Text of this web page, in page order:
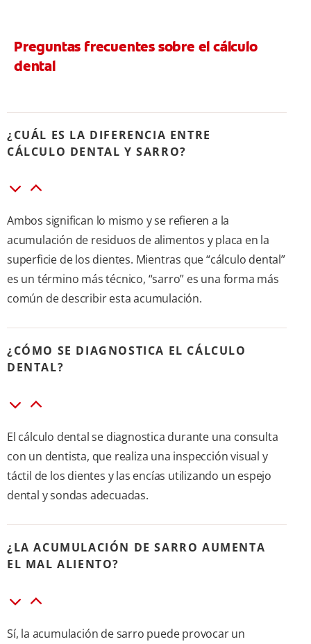
Preguntas frecuentes sobre el cálculo
dental
¿CUÁL ES LA DIFERENCIA ENTRE
CÁLCULO DENTAL Y SARRO?
Ambos significan lo mismo y se refieren a la
acumulación de residuos de alimentos y placa en la
superficie de los dientes. Mientras que “cálculo dental”
es un término más técnico, “sarro” es una forma más
común de describir esta acumulación.
¿CÓMO SE DIAGNOSTICA EL CÁLCULO
DENTAL?
El cálculo dental se diagnostica durante una consulta
con un dentista, que realiza una inspección visual y
táctil de los dientes y las encías utilizando un espejo
dental y sondas adecuadas.
¿LA ACUMULACIÓN DE SARRO AUMENTA
EL MAL ALIENTO?
Sí, la acumulación de sarro puede provocar un